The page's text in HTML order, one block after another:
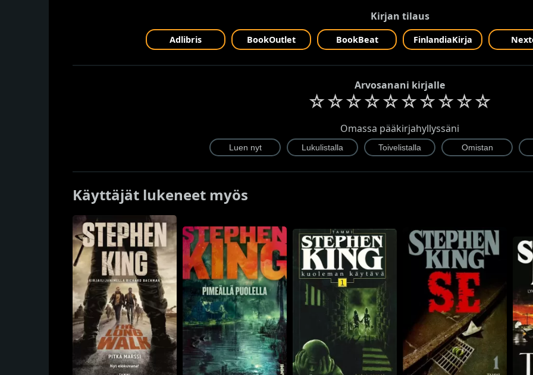
Kirjan tilaus
Adlibris BookOutlet BookBeat FinlandiaKirja
Arvosanani kirjalle
☆☆☆☆☆☆☆☆☆☆
Omassa pääkirjahyllyssäni
Käyttäjät lukeneet myös